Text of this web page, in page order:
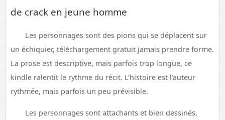
de crack en jeune homme
Les personnages sont des pions qui se déplacent sur
un échiquier, téléchargement gratuit jamais prendre forme.
La prose est descriptive, mais parfois trop longue, ce
kindle ralentit le rythme du récit. L’histoire est l’auteur
rythmée, mais parfois un peu prévisible.
Les personnages sont attachants et bien dessinés,